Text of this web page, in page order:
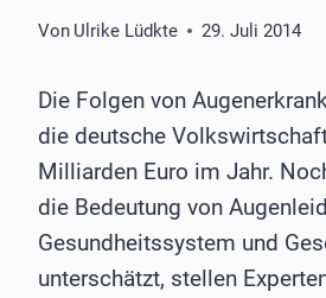
Von Ulrike Lüdkte 29. Juli 2014
Die Folgen von
die deutsche
Milliarden Euro im Jahr.
die Bedeutung von
Gesundheitssystem und
unterschätzt, stellen